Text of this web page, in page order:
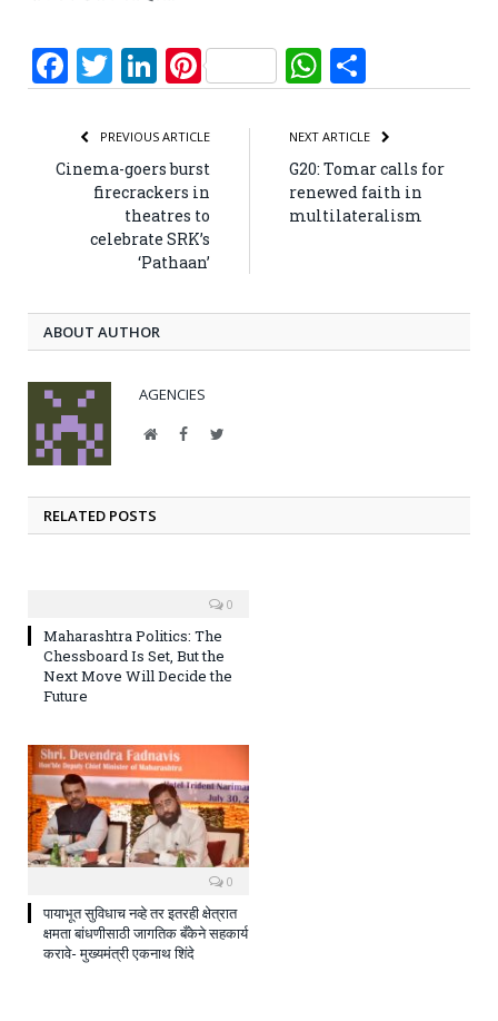
Facebook
Twitter
LinkedIn
PinterestWhatsApp
PREVIOUS ARTICLE
Cinema-goers burst
firecrackers in
theatres to
celebrate SRK’s
‘Pathaan’
NEXT ARTICLE
G20: Tomar calls for
renewed faith in
multilateralism
ABOUT AUTHOR
AGENCIES
WebsiteFacebookTwitter
RELATED POSTS
0
Maharashtra Politics: The
Chessboard Is Set, But the
Next Move Will Decide the
Future
0
पायाभूत सुविधाच नव्हे तर इतरही क्षेत्रात
क्षमता बांधणीसाठी जागतिक बँकेने सहकार्य
करावे- मुख्यमंत्री एकनाथ शिंदे